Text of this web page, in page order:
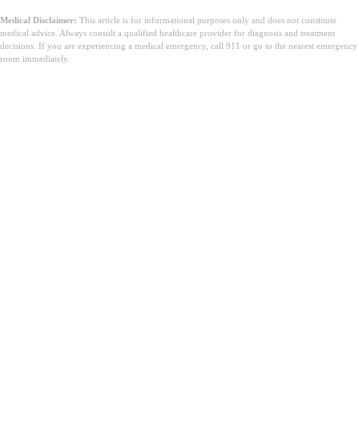
Medical Disclaimer: This article is for informational purposes only and does not constitute
medical advice. Always consult a qualified healthcare provider for diagnosis and treatment
decisions. If you are experiencing a medical emergency, call 911 or go to the nearest emergency
room immediately.